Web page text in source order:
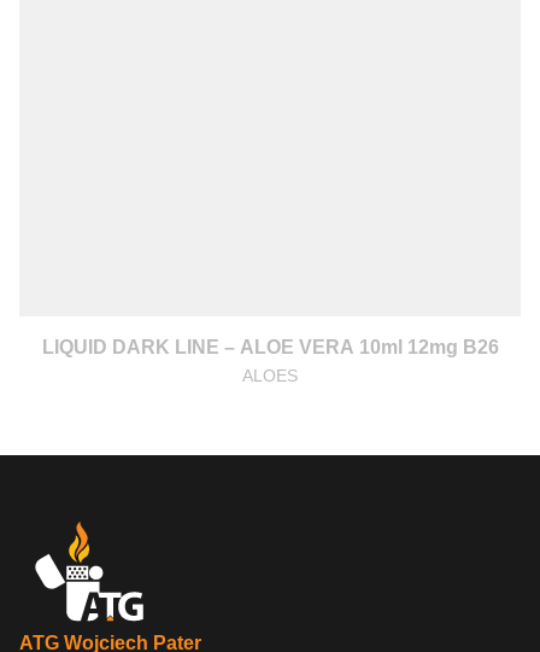
LIQUID DARK LINE – ALOE VERA 10ml 12mg B26
ALOES
ATG Wojciech Pater